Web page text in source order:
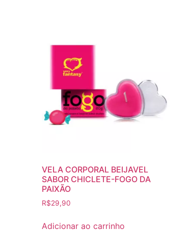
VELA CORPORAL BEIJAVEL
SABOR CHICLETE-FOGO DA
PAIXÃO
R$29,90
Adicionar ao carrinho